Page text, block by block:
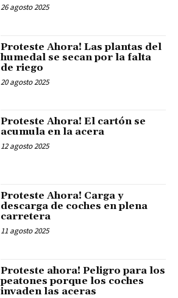
26 agosto 2025
Proteste Ahora! Las plantas del
humedal se secan por la falta
de riego
20 agosto 2025
Proteste Ahora! El cartón se
acumula en la acera
12 agosto 2025
Proteste Ahora! Carga y
descarga de coches en plena
carretera
11 agosto 2025
Proteste ahora! Peligro para los
peatones porque los coches
invaden las aceras